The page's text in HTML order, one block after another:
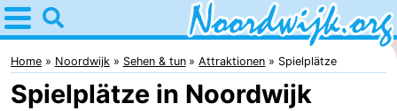
Home
Noordwijk
Tipps
Home Noordwijk Sehen & tun Attraktionen Spielplätze
Spielplätze in Noordwijk